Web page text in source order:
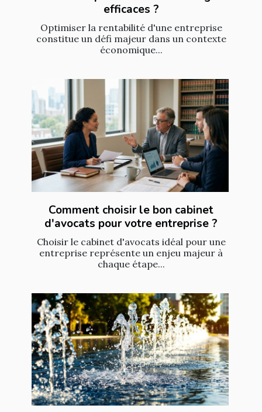
efficaces ?
Optimiser la rentabilité d'une entreprise
constitue un défi majeur dans un contexte
économique...
Comment choisir le bon cabinet
d'avocats pour votre entreprise ?
Choisir le cabinet d'avocats idéal pour une
entreprise représente un enjeu majeur à
chaque étape...